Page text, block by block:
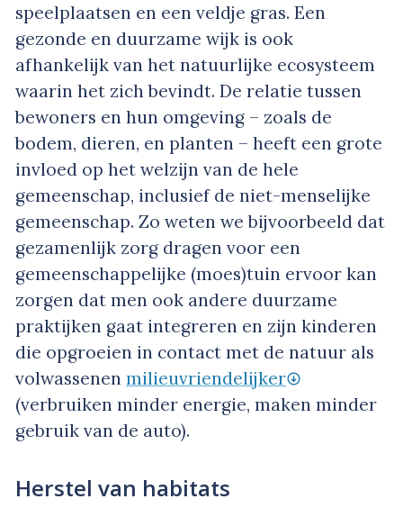
speelplaatsen en een veldje gras. Een
gezonde en duurzame wijk is ook
afhankelijk van het natuurlijke ecosysteem
waarin het zich bevindt. De relatie tussen
bewoners en hun omgeving – zoals de
bodem, dieren, en planten – heeft een grote
invloed op het welzijn van de hele
gemeenschap, inclusief de niet-menselijke
gemeenschap. Zo weten we bijvoorbeeld dat
gezamenlijk zorg dragen voor een
gemeenschappelijke (moes)tuin ervoor kan
zorgen dat men ook andere duurzame
praktijken gaat integreren en zijn kinderen
die opgroeien in contact met de natuur als
volwassenen milieuvriendelijker
(verbruiken minder energie, maken minder
gebruik van de auto).
Herstel van habitats